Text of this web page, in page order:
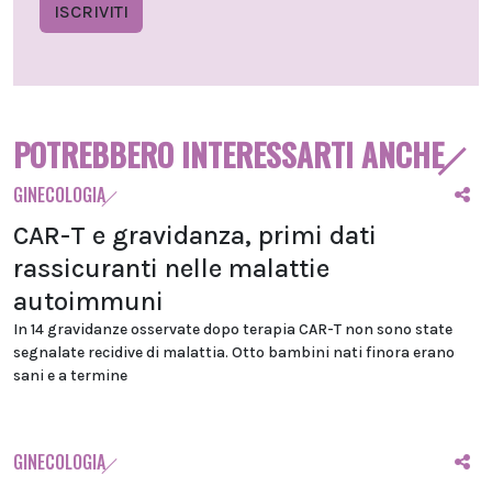
ISCRIVITI
POTREBBERO INTERESSARTI ANCHE
GINECOLOGIA
CAR-T e gravidanza, primi dati
rassicuranti nelle malattie
autoimmuni
In 14 gravidanze osservate dopo terapia CAR-T non sono state
segnalate recidive di malattia. Otto bambini nati finora erano
sani e a termine
GINECOLOGIA